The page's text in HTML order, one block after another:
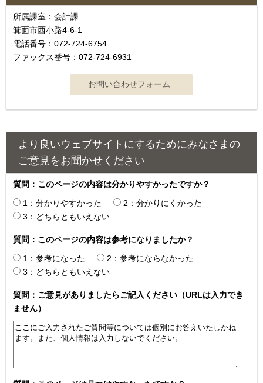
所属課室：会計課
箕面市西小路4‐6‐1
電話番号：072-724-6754
ファックス番号：072-724-6931
より良いウェブサイトにするためにみなさまの
ご意見をお聞かせください
質問：このページの内容は分かりやすかったですか？
1：分かりやすかった
2：分かりにくかった
3：どちらともいえない
質問：このページの内容は参考になりましたか？
1：参考になった
2：参考にならなかった
3：どちらともいえない
質問：ご意見がありましたらご記入ください（URLは入力でき
ません）